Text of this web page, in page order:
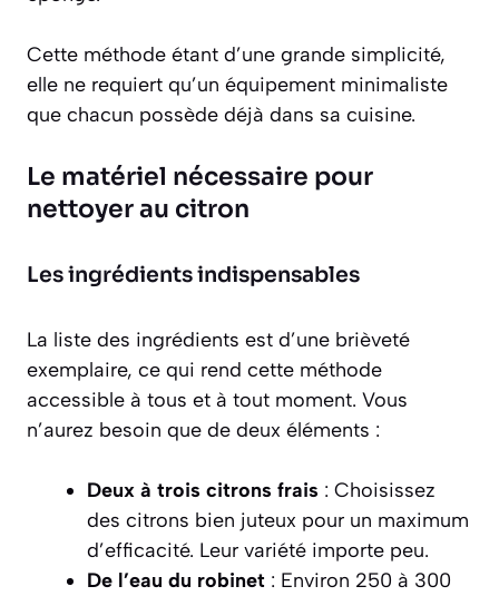
Cette méthode étant d’une grande simplicité,
elle ne requiert qu’un équipement minimaliste
que chacun possède déjà dans sa cuisine.
Le matériel nécessaire pour
nettoyer au citron
Les ingrédients indispensables
La liste des ingrédients est d’une brièveté
exemplaire, ce qui rend cette méthode
accessible à tous et à tout moment. Vous
n’aurez besoin que de deux éléments :
Deux à trois citrons frais : Choisissez
des citrons bien juteux pour un maximum
d’efficacité. Leur variété importe peu.
De l’eau du robinet : Environ 250 à 300